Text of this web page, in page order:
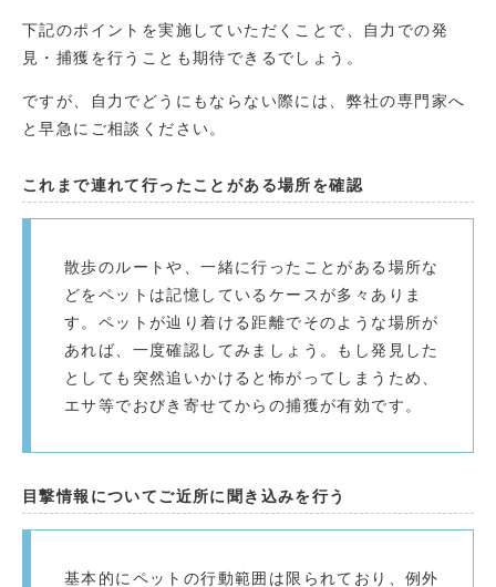
下記のポイントを実施していただくことで、自力での発
見・捕獲を行うことも期待できるでしょう。
ですが、自力でどうにもならない際には、弊社の専門家へ
と早急にご相談ください。
これまで連れて行ったことがある場所を確認
散歩のルートや、一緒に行ったことがある場所な
どをペットは記憶しているケースが多々ありま
す。ペットが辿り着ける距離でそのような場所が
あれば、一度確認してみましょう。もし発見した
としても突然追いかけると怖がってしまうため、
エサ等でおびき寄せてからの捕獲が有効です。
目撃情報についてご近所に聞き込みを行う
基本的にペットの行動範囲は限られており、例外